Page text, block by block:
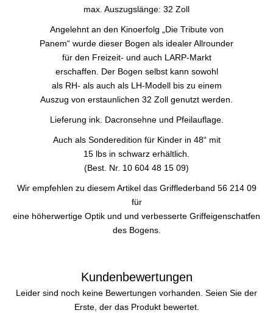
max. Auszugslänge: 32 Zoll
Angelehnt an den Kinoerfolg „Die Tribute von
Panem“ wurde dieser Bogen als idealer Allrounder
für den Freizeit- und auch LARP-Markt
erschaffen. Der Bogen selbst kann sowohl
als RH- als auch als LH-Modell bis zu einem
Auszug von erstaunlichen 32 Zoll genutzt werden.
Lieferung ink. Dacronsehne und Pfeilauflage.
Auch als Sonderedition für Kinder in 48“ mit
15 lbs in schwarz erhältlich.
(Best. Nr. 10 604 48 15 09)
Wir empfehlen zu diesem Artikel das Grifflederband 56 214 09
für
eine höherwertige Optik und und verbesserte Griffeigenschatfen
des Bogens.
Kundenbewertungen
Leider sind noch keine Bewertungen vorhanden. Seien Sie der
Erste, der das Produkt bewertet.